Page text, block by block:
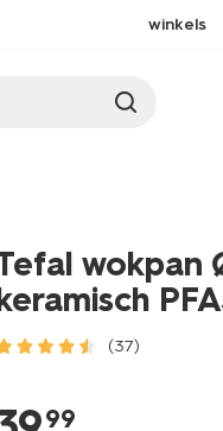
winkels
wokpan
(37)
99